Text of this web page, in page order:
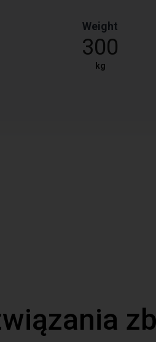
Weight
300
kg